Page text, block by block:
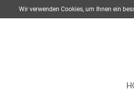
Wir verwenden Cookies, um Ihnen ein